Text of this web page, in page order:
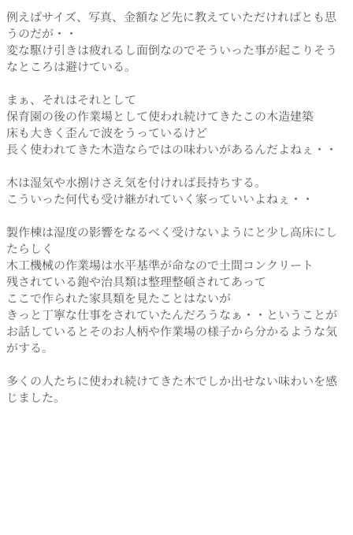
例えばサイズ、写真、金額など先に教えていただければとも思
うのだが・・
変な駆け引きは疲れるし面倒なのでそういった事が起こりそう
なところは避けている。
まぁ、それはそれとして
保育園の後の作業場として使われ続けてきたこの木造建築
床も大きく歪んで波をうっているけど
長く使われてきた木造ならではの味わいがあるんだよねぇ・・
木は湿気や水捌けさえ気を付ければ長持ちする。
こういった何代も受け継がれていく家っていいよねぇ・・
製作棟は湿度の影響をなるべく受けないようにと少し高床にし
たらしく
木工機械の作業場は水平基準が命なので土間コンクリート
残されている鉋や治具類は整理整頓されてあって
ここで作られた家具類を見たことはないが
きっと丁寧な仕事をされていたんだろうなぁ・・ということが
お話しているとそのお人柄や作業場の様子から分かるような気
がする。
多くの人たちに使われ続けてきた木でしか出せない味わいを感
じました。